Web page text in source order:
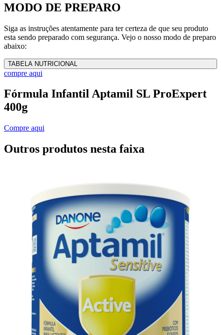
MODO DE PREPARO
Siga as instruções atentamente para ter certeza de que seu produto
esta sendo preparado com segurança. Vejo o nosso modo de preparo
abaixo:
TABELA NUTRICIONAL
compre aqui
Fórmula Infantil Aptamil SL ProExpert
400g
Compre aqui
Outros produtos nesta faixa